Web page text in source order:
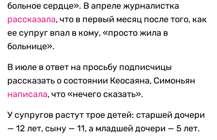
больное сердце». В апреле журналистка
рассказала, что в первый месяц после того, как
ее супруг впал в кому, «просто жила в
больнице».
В июле в ответ на просьбу подписчицы
рассказать о состоянии Кеосаяна, Симоньян
написала, что «нечего сказать».
У супругов растут трое детей: старшей дочери
— 12 лет, сыну — 11, а младшей дочери — 5 лет.